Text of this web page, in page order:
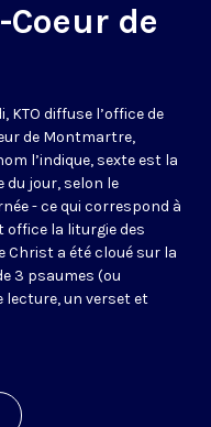
de
KTO diffuse l’office de
de Montmartre,
l’indique, sexte est la
du jour, selon le
- ce qui correspond à
office la liturgie des
Christ a été cloué sur la
3 psaumes (ou
lecture, un verset et